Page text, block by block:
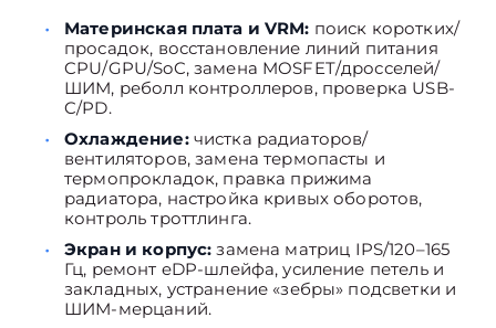
Материнская плата и VRM: поиск коротких/
просадок, восстановление линий питания
CPU/GPU/SoC, замена MOSFET/дросселей/
ШИМ, реболл контроллеров, проверка USB-
C/PD.
Охлаждение:чистка радиаторов/
вентиляторов, замена термопасты и
термопрокладок, правка прижима
радиатора, настройка кривых оборотов,
контроль троттлинга.
Экран и корпус: замена матриц IPS/120–165
Гц, ремонт eDP-шлейфа, усиление петель и
закладных, устранение «зебры» подсветки и
ШИМ-мерцаний.